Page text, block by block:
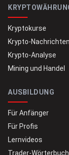
Kryptokurse
Krypto-Nachrichten
Krypto-Analyse
Mining und Handel
AUSBILDUNG
Für Anfänger
Für Profis
Lernvideos
Trader-Wörterbuch